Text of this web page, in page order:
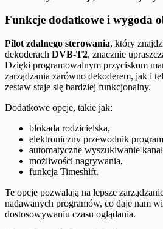
Funkcje dodatkowe i wygoda
Pilot zdalnego sterowania, który
dekoderach DVB-T2, znacznie
Dzięki programowalnym przyciskom
zarządzania zarówno dekoderem, jak i
zestaw staje się bardziej funkcjonalny.
Dodatkowe opcje, takie jak:
blokada rodzicielska,
elektroniczny przewodnik
automatyczne wyszukiwanie
możliwości nagrywania,
funkcja Timeshift.
Te opcje pozwalają na lepsze
nadawanych programów, co daje nam
dostosowywaniu czasu oglądania.